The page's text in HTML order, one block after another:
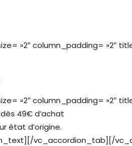
column_padding= »2″
column_padding= »2″
49€ d’achat
état d’origine.
vc_accordion_tab][/